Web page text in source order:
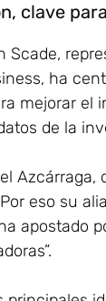
clave
Scade,
ha
mejorar el
de la
eso su
apostado